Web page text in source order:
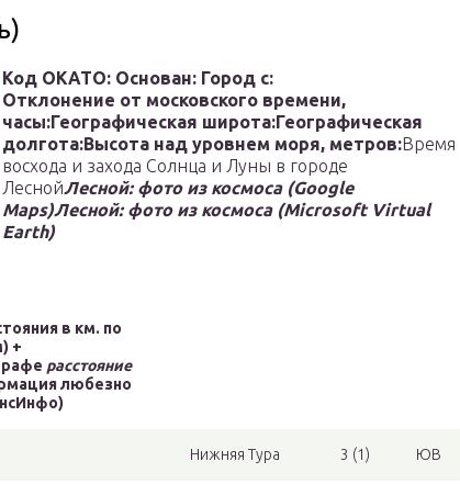
Код ОКАТО: Основан: Город с:
Отклонение от московского времени,
часы:Географическая широта:Географическая
долгота:Высота над уровнем моря, метров:Время
восхода и захода Солнца и Луны в городе
ЛеснойЛесной: фото из космоса (Google
Maps)Лесной: фото из космоса (Microsoft Virtual
Earth)
в км. по
+
расстояние
любезно
Нижняя Тура 3 (1) ЮВ